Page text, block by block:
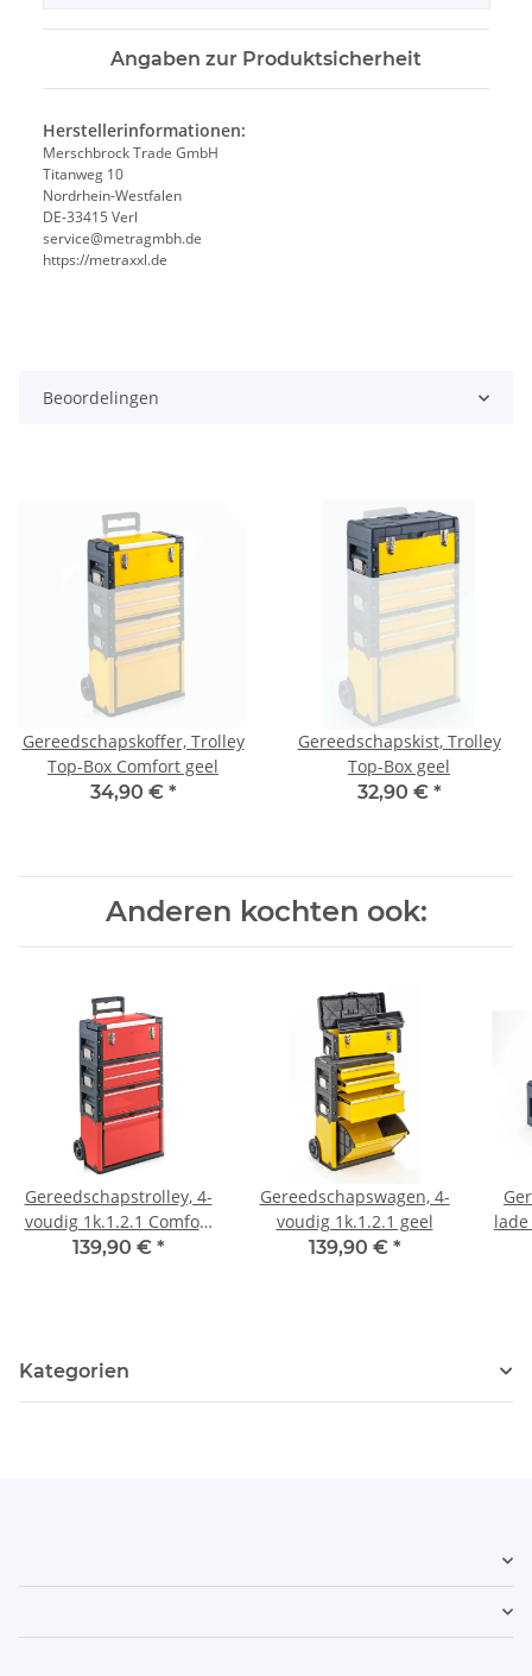
Angaben zur Produktsicherheit
Herstellerinformationen:
Merschbrock Trade GmbH
Titanweg 10
Nordrhein-Westfalen
DE-33415 Verl
service@metragmbh.de
https://metraxxl.de
Beoordelingen
Gereedschapskoffer, Trolley
Top-Box Comfort geel
34,90 € *
Gereedschapskist, Trolley
Top-Box geel
32,90 € *
Anderen kochten ook:
Gereedschapstrolley, 4-
voudig 1k.1.2.1 Comfort
rood
139,90 € *
Gereedschapswagen, 4-
voudig 1k.1.2.1 geel
139,90 € *
Kategorien